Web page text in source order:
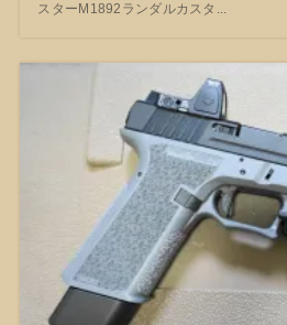
スターM1892ランダルカスタ...